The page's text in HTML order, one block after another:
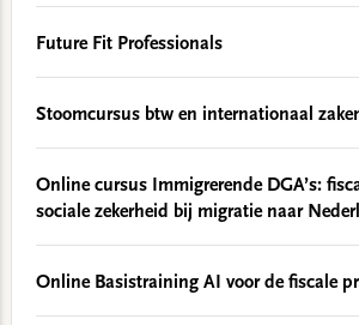
Future Fit Professionals
Stoomcursus btw en internationaal
Online cursus Immigrerende DGA’s:
sociale zekerheid bij migratie naar
Online Basistraining AI voor de fiscale